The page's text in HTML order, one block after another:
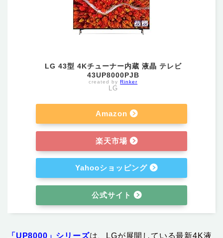
LG 43型 4Kチューナー内蔵 液晶 テレビ
43UP8000PJB
created byRinker
LG
Amazon
楽天市場
Yahooショッピング
公式サイト
「UP8000」シリーズは、LGが展開している最新4K液